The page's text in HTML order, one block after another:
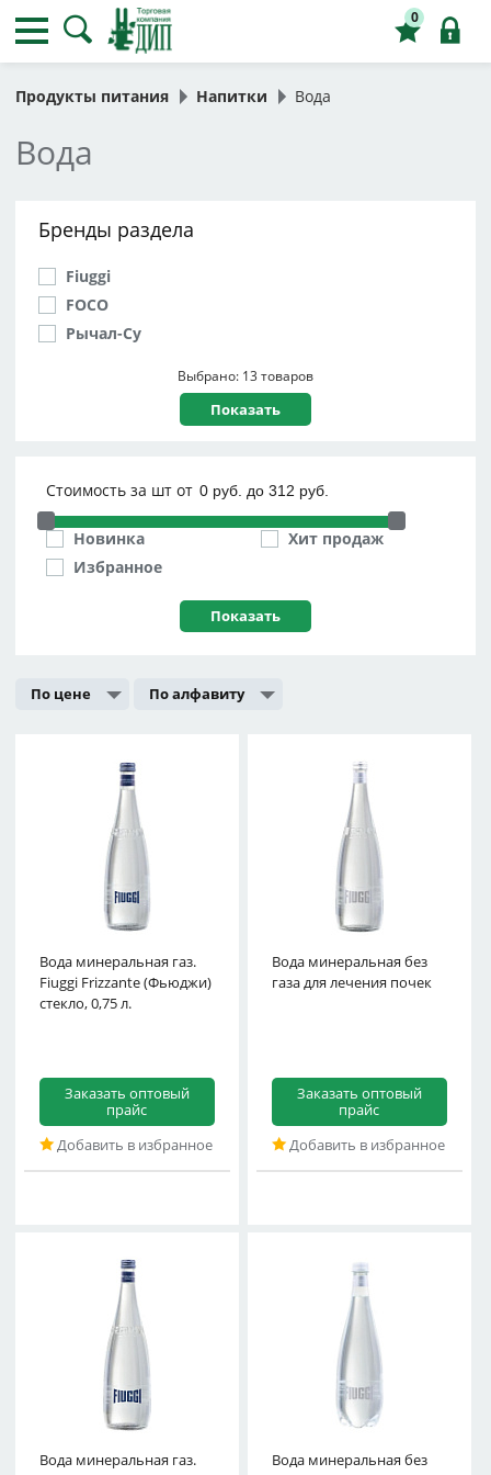
0
Продукты питания Напитки Вода
Вода
Бренды раздела
Fiuggi
FOCO
Рычал-Су
Выбрано: 13 товаров
Стоимость за шт от
Новинка
Избранное
Хит продаж
По цене По алфавиту
Вода минеральная газ.
Fiuggi Frizzante (Фьюджи)
стекло, 0,75 л.
Заказать оптовый
прайс
Добавить в избранное
Вода минеральная без
газа для лечения почек
Fiuggi Natural (Фьюджи)
Заказать оптовый
прайс
Добавить в избранное
Вода минеральная газ.
Вода минеральная без
Fiuggi Natural (Фьюджи)